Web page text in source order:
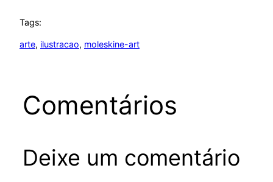
Tags:
arte, ilustracao, moleskine-art
Comentários
Deixe um comentário